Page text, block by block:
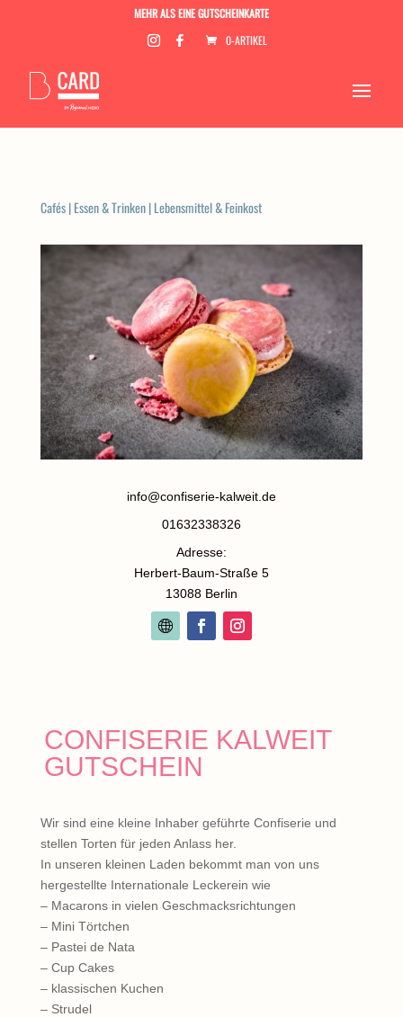
MEHR ALS EINE GUTSCHEINKARTE
0-ARTIKEL
Cafés|Essen & Trinken|Lebensmittel & Feinkost
info@confiserie-kalweit.de
01632338326
Adresse:
Herbert-Baum-Straße 5
13088 Berlin
CONFISERIE KALWEIT
GUTSCHEIN
Wir sind eine kleine Inhaber geführte Confiserie und
stellen Torten für jeden Anlass her.
In unseren kleinen Laden bekommt man von uns
hergestellte Internationale Leckerein wie
– Macarons in vielen Geschmacksrichtungen
– Mini Törtchen
– Pastei de Nata
– Cup Cakes
– klassischen Kuchen
– Strudel